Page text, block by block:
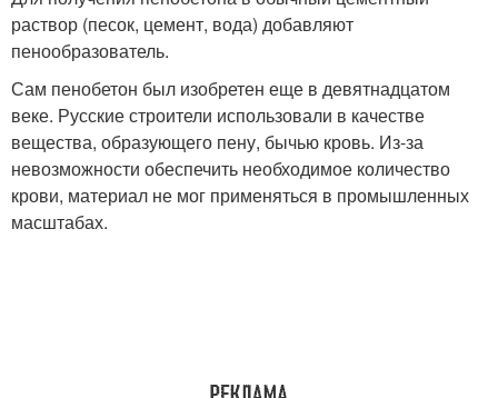
раствор (песок, цемент, вода) добавляют
пенообразователь.
Сам пенобетон был изобретен еще в девятнадцатом
веке. Русские строители использовали в качестве
вещества, образующего пену, бычью кровь. Из-за
невозможности обеспечить необходимое количество
крови, материал не мог применяться в промышленных
масштабах.